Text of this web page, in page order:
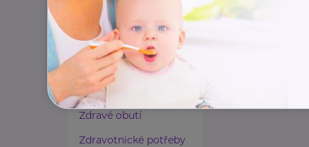
Zaměstnávání osob ze
zdravotním
postižením
Lázeňství a wellness
Zdravé spaní a sezení
Zdravé obutí
Zdravotnické potřeby